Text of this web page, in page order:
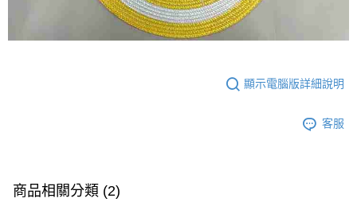
時審查核予不同之上限額度；若仍有額度不足之情形，本公司將視審查結果
請求用戶進行身份認證。
５．嚴禁一人註冊多個帳號或使用他人資訊註冊。若發現惡意使用之情形，
顯示電腦版詳細說明
客服
商品相關分類 (2)